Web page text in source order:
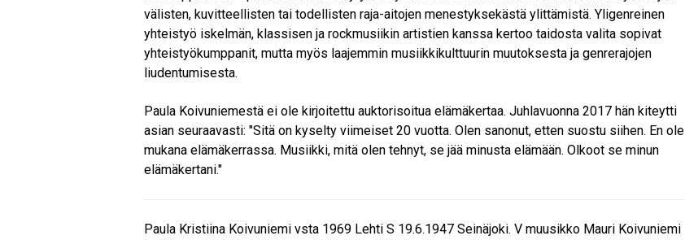
välisten, kuvitteellisten tai todellisten raja-aitojen menestyksekästä ylittämistä. Yligenreinen
yhteistyö iskelmän, klassisen ja rockmusiikin artistien kanssa kertoo taidosta valita sopivat
yhteistyökumppanit, mutta myös laajemmin musiikkikulttuurin muutoksesta ja genrerajojen
liudentumisesta.
Paula Koivuniemestä ei ole kirjoitettu auktorisoitua elämäkertaa. Juhlavuonna 2017 hän kiteytti
asian seuraavasti: "Sitä on kyselty viimeiset 20 vuotta. Olen sanonut, etten suostu siihen. En ole
mukana elämäkerrassa. Musiikki, mitä olen tehnyt, se jää minusta elämään. Olkoot se minun
elämäkertani."
Paula Kristiina Koivuniemi vsta 1969 Lehti S 19.6.1947 Seinäjoki. V muusikko Mauri Koivuniemi